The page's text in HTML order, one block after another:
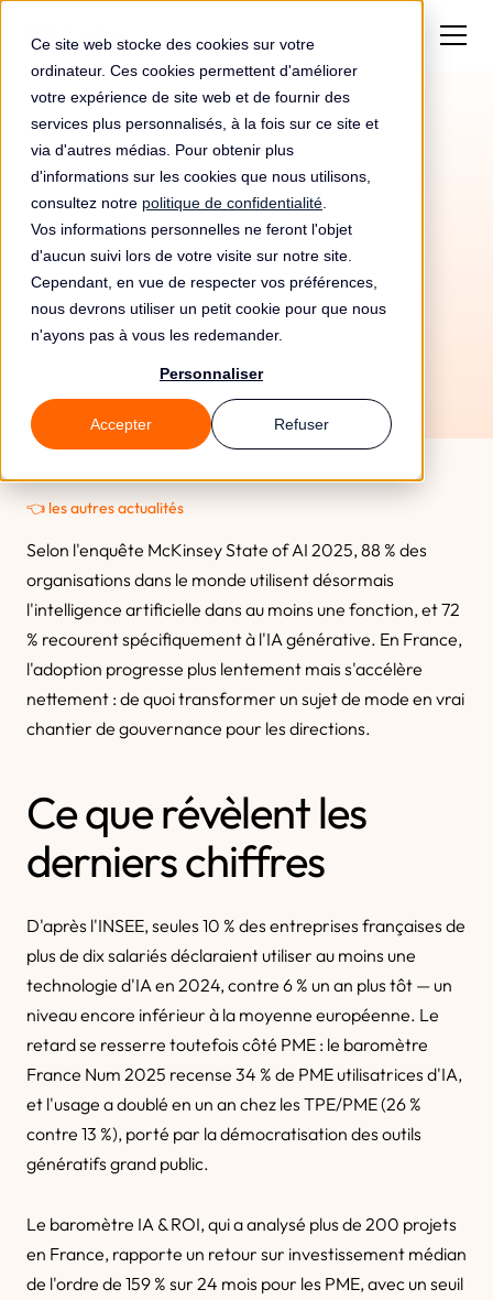
Ce site web stocke des cookies sur votre
ordinateur. Ces cookies permettent d'améliorer
votre expérience de site web et de fournir des
services plus personnalisés, à la fois sur ce site et
via d'autres médias. Pour obtenir plus
d'informations sur les cookies que nous utilisons,
consultez notre politique de confidentialité
Vos informations personnelles ne feront l'objet
d'aucun suivi lors de votre visite sur notre site.
Cependant, en vue de respecter vos préférences,
nous devrons utiliser un petit cookie pour que nous
n'ayons pas à vous les redemander.
Personnaliser
Accepter Refuser
6/7/26
👈 les autres actualités
Selon l'enquête McKinsey State of AI 2025, 88 % des
organisations dans le monde utilisent désormais
l'intelligence artificielle dans au moins une fonction, et 72
% recourent spécifiquement à l'IA générative. En France,
l'adoption progresse plus lentement mais s'accélère
nettement : de quoi transformer un sujet de mode en vrai
chantier de gouvernance pour les directions.
Ce que révèlent les
derniers chiffres
D'après l'INSEE, seules 10 % des entreprises françaises de
plus de dix salariés déclaraient utiliser au moins une
technologie d'IA en 2024, contre 6 % un an plus tôt — un
niveau encore inférieur à la moyenne européenne. Le
retard se resserre toutefois côté PME : le baromètre
France Num 2025 recense 34 % de PME utilisatrices d'IA,
et l'usage a doublé en un an chez les TPE/PME (26 %
contre 13 %), porté par la démocratisation des outils
génératifs grand public.
Le baromètre IA & ROI, qui a analysé plus de 200 projets
en France, rapporte un retour sur investissement médian
de l'ordre de 159 % sur 24 mois pour les PME, avec un seuil